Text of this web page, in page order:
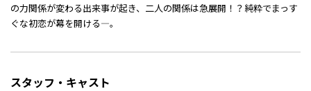
の力関係が変わる出来事が起き、二人の関係は急展開！？純粋でまっす
ぐな初恋が幕を開ける―。
スタッフ・キャスト